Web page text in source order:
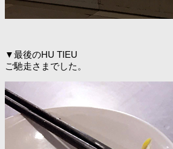
▼最後のHU TIEU
ご馳走さまでした。